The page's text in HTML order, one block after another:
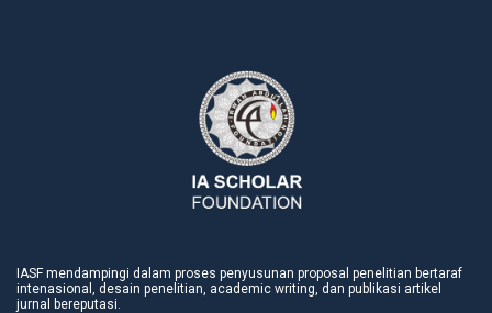
IASF mendampingi dalam proses penyusunan proposal penelitian bertaraf
intenasional, desain penelitian, academic writing, dan publikasi artikel
jurnal bereputasi.